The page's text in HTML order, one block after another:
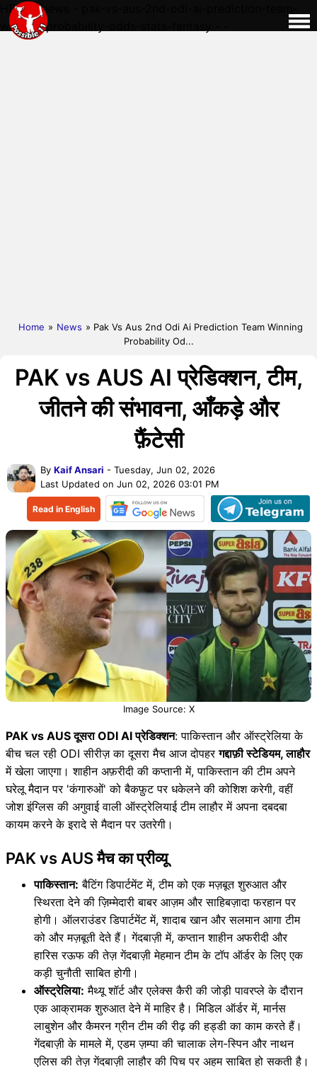
HERE - news - pak-vs-aus-2nd-odi-ai-prediction-team-
winning-probability-odds-stats-fantasy - -
Home » News » Pak Vs Aus 2nd Odi Ai Prediction Team Winning
Probability Od...
PAK vs AUS AI प्रेडिक्शन, टीम,
जीतने की संभावना, आँकड़े और
फ़ैंटेसी
By Kaif Ansari - Tuesday, Jun 02, 2026
Last Updated on Jun 02, 2026 03:01 PM
Read in English
Image Source: X
PAK vs AUS दूसरा ODI AI प्रेडिक्शन: पाकिस्तान और ऑस्ट्रेलिया के
बीच चल रही ODI सीरीज़ का दूसरा मैच आज दोपहरगद्दाफ़ी स्टेडियम, लाहौर
में खेला जाएगा। शाहीन अफ़रीदी की कप्तानी में, पाकिस्तान की टीम अपने
घरेलू मैदान पर 'कंगारुओं' को बैकफ़ुट पर धकेलने की कोशिश करेगी, वहीं
जोश इंग्लिस की अगुवाई वाली ऑस्ट्रेलियाई टीम लाहौर में अपना दबदबा
कायम करने के इरादे से मैदान पर उतरेगी।
PAK vs AUS मैच का प्रीव्यू
पाकिस्तान: बैटिंग डिपार्टमेंट में, टीम को एक मज़बूत शुरुआत और
स्थिरता देने की ज़िम्मेदारी बाबर आज़म और साहिबज़ादा फरहान पर
होगी। ऑलराउंडर डिपार्टमेंट में, शादाब खान और सलमान आगा टीम
को और मज़बूती देते हैं। गेंदबाज़ी में, कप्तान शाहीन अफरीदी और
हारिस रऊफ की तेज़ गेंदबाज़ी मेहमान टीम के टॉप ऑर्डर के लिए एक
कड़ी चुनौती साबित होगी।
ऑस्ट्रेलिया: मैथ्यू शॉर्ट और एलेक्स कैरी की जोड़ी पावरप्ले के दौरान
एक आक्रामक शुरुआत देने में माहिर है। मिडिल ऑर्डर में, मार्नस
लाबुशेन और कैमरन ग्रीन टीम की रीढ़ की हड्डी का काम करते हैं।
गेंदबाज़ी के मामले में, एडम ज़म्पा की चालाक लेग-स्पिन और नाथन
एलिस की तेज़ गेंदबाज़ी लाहौर की पिच पर अहम साबित हो सकती है।